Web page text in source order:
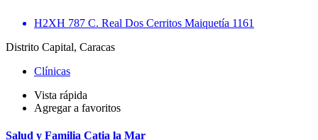
H2XH 787 C. Real Dos Cerritos Maiquetía 1161
Distrito Capital, Caracas
Clínicas
Vista rápida
Agregar a favoritos
Salud y Familia Catia la Mar